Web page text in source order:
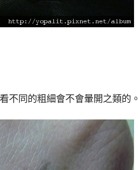
不同的粗細會不會暈開之類的。